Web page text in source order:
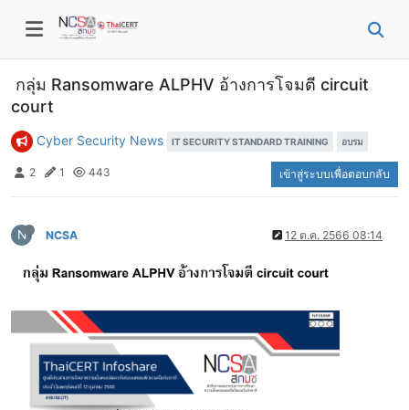
กลุ่ม Ransomware ALPHV อ้างการโจมตี circuit
court
Cyber Security News IT SECURITY STANDARD TRAINING อบรม
2 1 443 เข้าสู่ระบบเพื่อตอบกลับ
N NCSA 12 ต.ค. 2566 08:14